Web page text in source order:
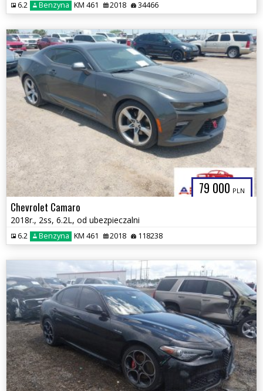
6.2 Benzyna KM 461 2018 34466
79 000 PLN
Chevrolet Camaro
2018r., 2ss, 6.2L, od ubezpieczalni
6.2 Benzyna KM 461 2018 118238